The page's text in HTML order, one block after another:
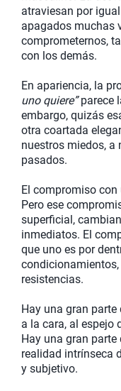
atraviesan por
apagados muchas
comprometernos,
con los demás.
En apariencia, la
uno quiere”parece
embargo, quizás
otra coartada
nuestros miedos, a
pasados.
El compromiso
Pero ese
superficial,
inmediatos. El
que uno es por
resistencias.
Hay una gran
a la cara, al espejo
Hay una gran
realidad intrínseca
y subjetivo.